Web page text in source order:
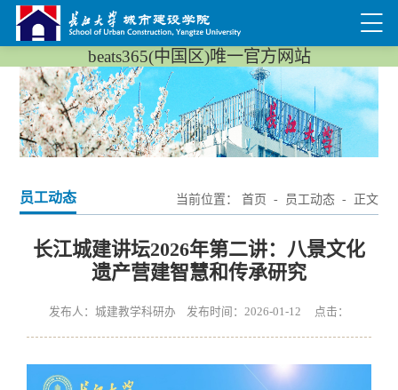
beats365(中国区)唯一官方网站
员工动态 当前位置： 首页 - 员工动态- 正文
长江城建讲坛2026年第二讲：八景文化
遗产营建智慧和传承研究
发布人：城建教学科研办 发布时间：2026-01-12 点击：